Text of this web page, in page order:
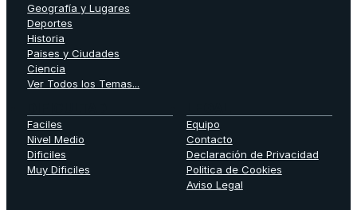
Geografía y Lugares
Deportes
Historia
Paises y Ciudades
Ciencia
Ver Todos los Temas...
Faciles
Nivel Medio
Dificiles
Muy Dificiles
Equipo
Contacto
Declaración de Privacidad
Politica de Cookies
Aviso Legal